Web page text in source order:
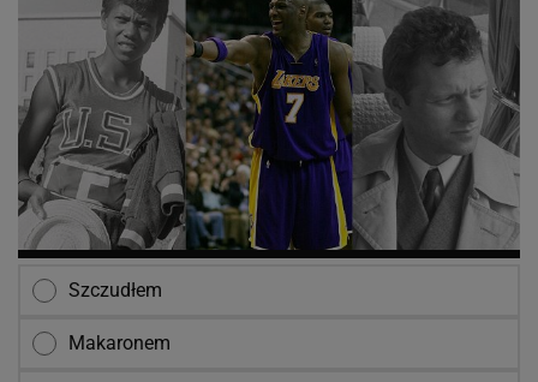
Szczudłem
Makaronem